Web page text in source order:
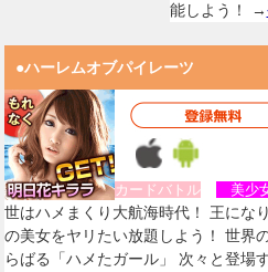
能しよう！ →
●ハーレムオブパイレーツ
カードバトル 美少
世はハメまくり大航海時代！ 王にな
の美女をヤリたい放題しよう！ 世界
らばる「ハメたガール」 次々と登場